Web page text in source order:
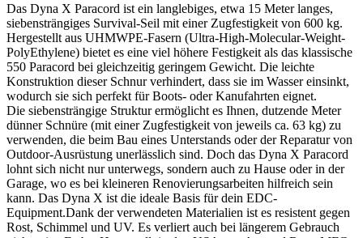
Das Dyna X Paracord ist ein langlebiges, etwa 15 Meter langes,
siebensträngiges Survival-Seil mit einer Zugfestigkeit von 600 kg.
Hergestellt aus UHMWPE-Fasern (Ultra-High-Molecular-Weight-
PolyEthylene) bietet es eine viel höhere Festigkeit als das klassische
550 Paracord bei gleichzeitig geringem Gewicht. Die leichte
Konstruktion dieser Schnur verhindert, dass sie im Wasser einsinkt,
wodurch sie sich perfekt für Boots- oder Kanufahrten eignet.
Die siebensträngige Struktur ermöglicht es Ihnen, dutzende Meter
dünner Schnüre (mit einer Zugfestigkeit von jeweils ca. 63 kg) zu
verwenden, die beim Bau eines Unterstands oder der Reparatur von
Outdoor-Ausrüstung unerlässlich sind. Doch das Dyna X Paracord
lohnt sich nicht nur unterwegs, sondern auch zu Hause oder in der
Garage, wo es bei kleineren Renovierungsarbeiten hilfreich sein
kann. Das Dyna X ist die ideale Basis für dein EDC-
Equipment.Dank der verwendeten Materialien ist es resistent gegen
Rost, Schimmel und UV. Es verliert auch bei längerem Gebrauch